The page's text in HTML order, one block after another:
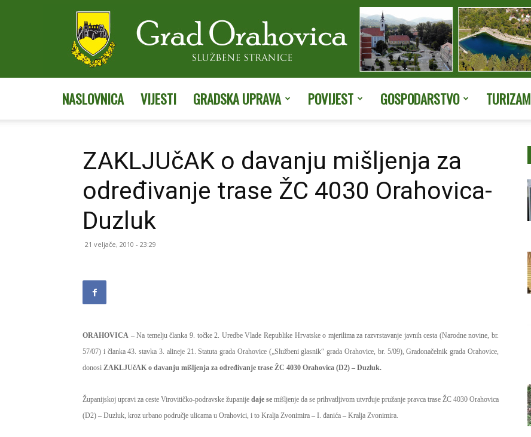
stranice
Orahovice
NASLOVNICA VIJESTI GRADSKA UPRAVA POVIJEST GOSPODARSTVO TURIZAM
ZAKLJUčAK o davanju mišljenja za
određivanje trase ŽC 4030 Orahovica-
Duzluk
21 veljače, 2010 - 23:29
ORAHOVICA – Na temelju članka 9. točke 2. Uredbe Vlade Republike Hrvatske o mjerilima za razvrstavanje javnih cesta (Narodne novine, br.
57/07) i članka 43. stavka 3. alineje 21. Statuta grada Orahovice („Službeni glasnik“ grada Orahovice, br. 5/09), Gradonačelnik grada Orahovice,
donosi ZAKLJUčAK o davanju mišljenja za određivanje trase ŽC 4030 Orahovica (D2) – Duzluk.
Županijskoj upravi za ceste Virovitičko-podravske županije daje se mišljenje da se prihvatljivom utvrđuje pružanje pravca trase ŽC 4030 Orahovica
(D2) – Duzluk, kroz urbano područje ulicama u Orahovici, i to Kralja Zvonimira – I. đanića – Kralja Zvonimira.